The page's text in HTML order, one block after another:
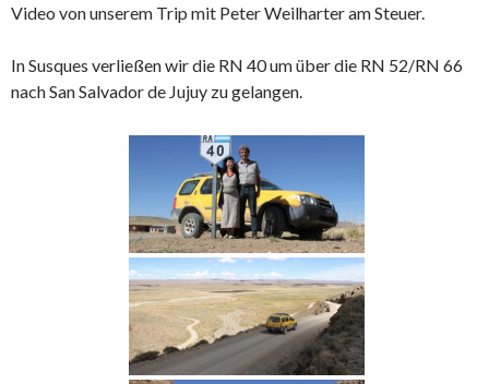
Video von unserem Trip mit Peter Weilharter am Steuer.
In Susques verließen wir die RN 40 um über die RN 52/RN 66
nach San Salvador de Jujuy zu gelangen.